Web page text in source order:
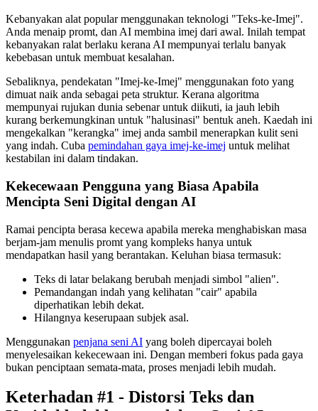
Kebanyakan alat popular menggunakan teknologi "Teks-ke-Imej".
Anda menaip promt, dan AI membina imej dari awal. Inilah tempat
kebanyakan ralat berlaku kerana AI mempunyai terlalu banyak
kebebasan untuk membuat kesalahan.
Sebaliknya, pendekatan "Imej-ke-Imej" menggunakan foto yang
dimuat naik anda sebagai peta struktur. Kerana algoritma
mempunyai rujukan dunia sebenar untuk diikuti, ia jauh lebih
kurang berkemungkinan untuk "halusinasi" bentuk aneh. Kaedah ini
mengekalkan "kerangka" imej anda sambil menerapkan kulit seni
yang indah. Cuba pemindahan gaya imej-ke-imej untuk melihat
kestabilan ini dalam tindakan.
Kekecewaan Pengguna yang Biasa Apabila
Mencipta Seni Digital dengan AI
Ramai pencipta berasa kecewa apabila mereka menghabiskan masa
berjam-jam menulis promt yang kompleks hanya untuk
mendapatkan hasil yang berantakan. Keluhan biasa termasuk:
Teks di latar belakang berubah menjadi simbol "alien".
Pemandangan indah yang kelihatan "cair" apabila
diperhatikan lebih dekat.
Hilangnya keserupaan subjek asal.
Menggunakan penjana seni AI yang boleh dipercayai boleh
menyelesaikan kekecewaan ini. Dengan memberi fokus pada gaya
bukan penciptaan semata-mata, proses menjadi lebih mudah.
Keterhadan #1 - Distorsi Teks dan